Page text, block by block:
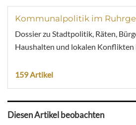
Kommunalpolitik im
Dossier zu Stadtpolitik, Räten,
Haushalten und lokalen Konflikten
159 Artikel
Diesen Artikel beobachten